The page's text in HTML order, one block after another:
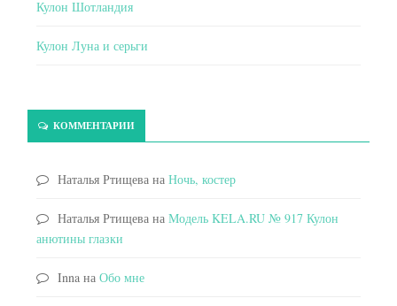
Кулон Шотландия
Кулон Луна и серьги
КОММЕНТАРИИ
Наталья Ртищева на Ночь, костер
Наталья Ртищева на Модель KELA.RU № 917 Кулон
анютины глазки
Inna на Обо мне